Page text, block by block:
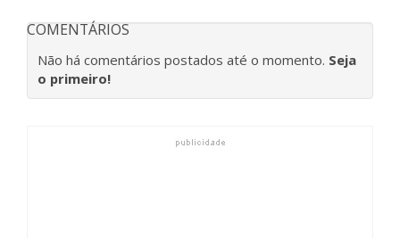
COMENTÁRIOS
Não há comentários postados até o momento. Seja
o primeiro!